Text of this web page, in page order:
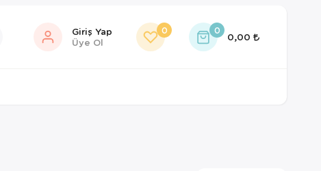
Giriş Yap
Üye Ol
0 0
0,00